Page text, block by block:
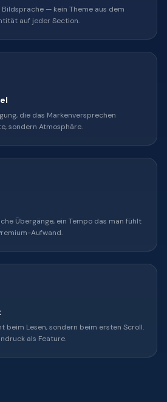
— kein Theme aus dem
auf jeder Section.
die das Markenversprechen
sondern Atmosphäre.
Übergänge, ein Tempo das man fühlt
Aufwand.
beim Lesen, sondern beim ersten Scroll.
als Feature.